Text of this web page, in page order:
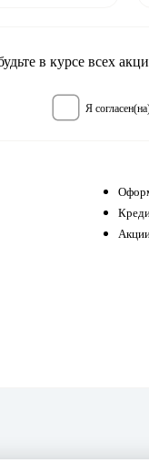
в курсе всех
я